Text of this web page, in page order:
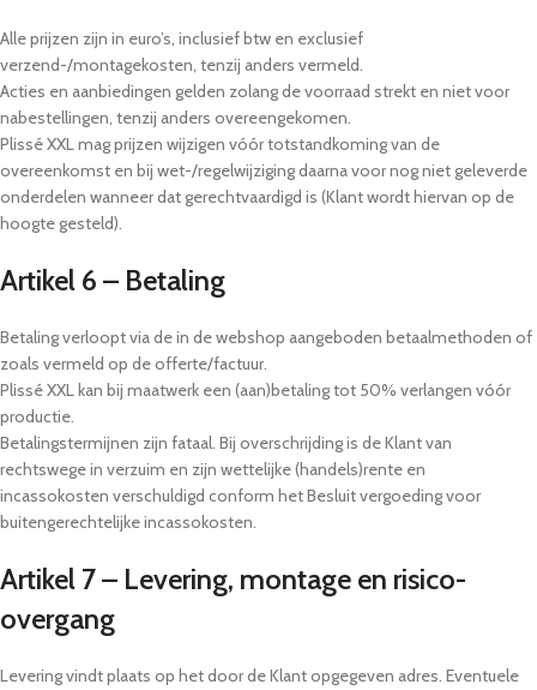
Alle prijzen zijn in euro’s, inclusief btw en exclusief
verzend-/montagekosten, tenzij anders vermeld.
Acties en aanbiedingen gelden zolang de voorraad strekt en niet voor
nabestellingen, tenzij anders overeengekomen.
Plissé XXL mag prijzen wijzigen vóór totstandkoming van de
overeenkomst en bij wet-/regelwijziging daarna voor nog niet geleverde
onderdelen wanneer dat gerechtvaardigd is (Klant wordt hiervan op de
hoogte gesteld).
Artikel 6 – Betaling
Betaling verloopt via de in de webshop aangeboden betaalmethoden of
zoals vermeld op de offerte/factuur.
Plissé XXL kan bij maatwerk een (aan)betaling tot 50% verlangen vóór
productie.
Betalingstermijnen zijn fataal. Bij overschrijding is de Klant van
rechtswege in verzuim en zijn wettelijke (handels)rente en
incassokosten verschuldigd conform het Besluit vergoeding voor
buitengerechtelijke incassokosten.
Artikel 7 – Levering, montage en risico-
overgang
Levering vindt plaats op het door de Klant opgegeven adres. Eventuele